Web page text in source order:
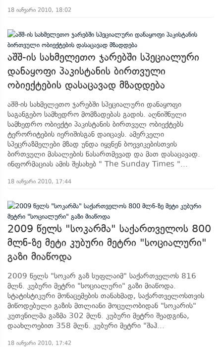
18 იანვარი 2010, 18:02
აშშ-ის სახმელეთო ჯარებში სპეციალური
დანაყოფი პაკისტანის ბირთვული
ობიექტების დასაცავად მზადდება
აშშ-ის სახმელეთო ჯარებში სპეციალური დანაყოფი
საგანგებო სამხედრო მომზადებას გადის. აღნიშნული
სამხედრო ობიექტი პაკისტანის ბირთვულ ობიექტებს
ტერორიტების იერიშისგან დაიცავს. ამერკელი
სპეცრაზმელები მზად უნდა იყვნენ ბოევიკებისთვის
ბირთვული მასალების წასართმევად და მათ დასაცავად.
ინფორმაციას ამის შესახებ " The Sunday Times "...
18 იანვარი 2010, 17:44
2009 წელს "სოკარმა" საქართველოს 800
მლნ-ზე მეტი კუბური მეტრი "სოციალური"
გაზი მიაწოდა
2009 წელს "სოკარ გაზ სუფლაიმ" საქართველოს 816
მლნ. კუბური მეტრი "სოციალური" გაზი მიაწოდა.
სტატისტიკური მონაცემების თანახმად, საქართველოსთვის
მიწოდებული გაზის მთლიანი მოცულობიდან "სოკარის"
კუთვნილმა გაზმა 302 მლნ. კუბური მეტრი შეადგინა,
დაახლოებით 358 მლნ. კუბური მეტრი "შაჰ...
18 იანვარი 2010, 17:42